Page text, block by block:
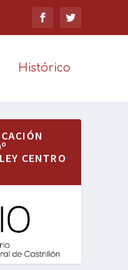
Histórico
CENTRO